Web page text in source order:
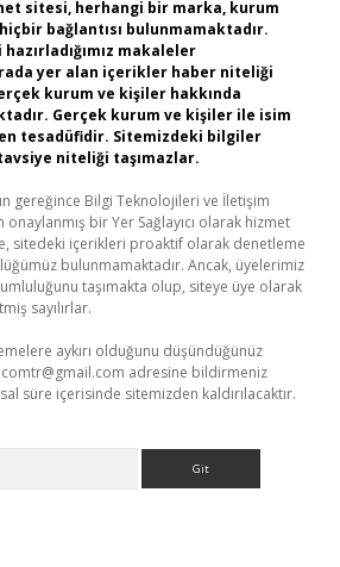
sitesi, herhangi bir marka, kurum
bağlantısı bulunmamaktadır.
makaleler
yer alan içerikler haber niteliği
kurum ve kişiler hakkında
Gerçek kurum ve kişiler ile isim
tesadüfidir. Sitemizdeki bilgiler
niteliği taşımazlar.
gereğince Bilgi Teknolojileri ve İletişim
onaylanmış bir Yer Sağlayıcı olarak hizmet
sitedeki içerikleri proaktif olarak denetleme
bulunmamaktadır. Ancak, üyelerimiz
taşımakta olup, siteye üye olarak
sayılırlar.
aykırı olduğunu düşündüğünüz
adresine bildirmeniz
süre içerisinde sitemizden kaldırılacaktır.